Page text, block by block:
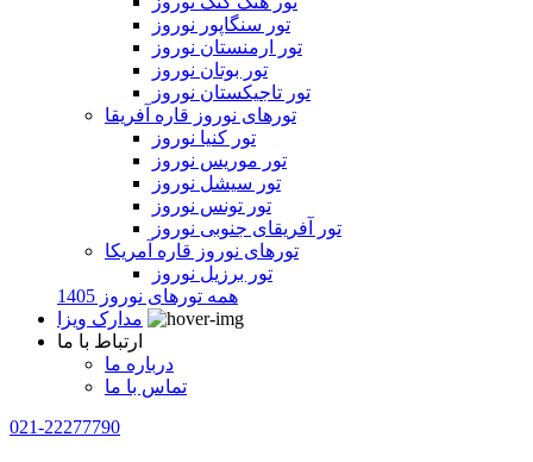
تور سنگاپور نوروز
تور ارمنستان نوروز
تور بوتان نوروز
تور تاجیکستان نوروز
تورهای نوروز قاره آفریقا
تور کنیا نوروز
تور موریس نوروز
تور سیشل نوروز
تور تونس نوروز
تور آفریقای جنوبی نوروز
تورهای نوروز قاره آمریکا
تور برزیل نوروز
همه تورهای نوروز 1405
مدارک ویزا
ارتباط با ما
درباره ما
تماس با ما
021-22277790